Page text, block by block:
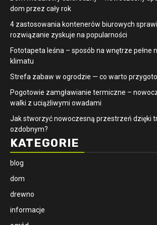
dom przez cały rok
4 zastosowania kontenerów biurowych
rozwiązanie zyskuje na popularności
​Fototapeta leśna – sposób na wnętrze pełne
klimatu
Strefa zabaw w ogrodzie — co warto
Pogotowie zamgławianie termiczne –
walki z uciążliwymi owadami
Jak stworzyć nowoczesną przestrzeń dzięki
ozdobnym?
KATEGORIE
blog
dom
drewno
informacje